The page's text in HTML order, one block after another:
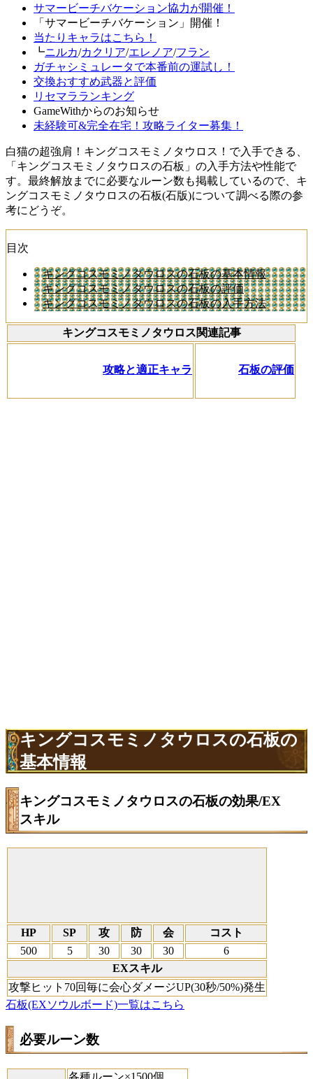
サマービーチバケーション協力が開催！
「サマービーチバケーション」開催！
当たりキャラはこちら！
┗ニルカ/カクリア/エレノア/フラン
ガチャシミュレータで本番前の運試し！
交換おすすめ武器と評価
リセマラランキング
GameWithからのお知らせ
未経験可&完全在宅！攻略ライター募集！
白猫の超強肩！キングコスモミノタウロス！で入手できる、
「キングコスモミノタウロスの石板」の入手方法や性能で
す。最終解放までに必要なルーン数も掲載しているので、キ
ングコスモミノタウロスの石板(石版)について調べる際の参
考にどうぞ。
目次
キングコスモミノタウロスの石板の基本情報
キングコスモミノタウロスの石板の評価
キングコスモミノタウロスの石板の入手方法
キングコスモミノタウロス関連記事
攻略と適正キャラ 石板の評価
キングコスモミノタウロスの石板の
基本情報
キングコスモミノタウロスの石板の効果/EX
スキル
HP SP 攻 防 会
コスト
500
5 30 30 30
6
EXスキル
攻撃ヒット70回毎に会心ダメージUP(30秒/50%)発生
石板(EXソウルボード)一覧はこちら
必要ルーン数
各種ルーン×1500個